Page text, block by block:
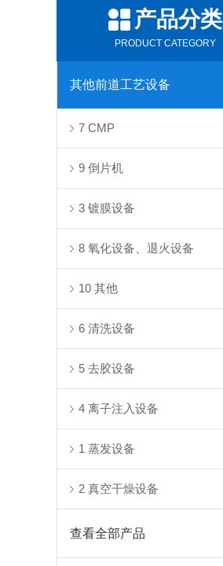
产品分类
PRODUCT CATEGORY
其他前道工艺设备
7 CMP
9 倒片机
3 镀膜设备
8 氧化设备、退火设备
10 其他
6 清洗设备
5 去胶设备
4 离子注入设备
1 蒸发设备
2 真空干燥设备
查看全部产品